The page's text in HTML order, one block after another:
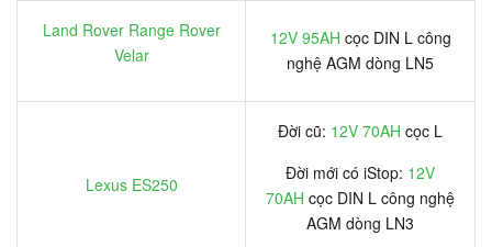
Land Rover Range Rover
Velar
12V 95AH cọc DIN L công
nghệ AGM dòng LN5
Lexus ES250
Đời cũ: 12V 70AH cọc L
Đời mới có iStop: 12V
70AH cọc DIN L công nghệ
AGM dòng LN3